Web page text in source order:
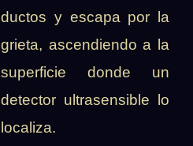
ductos y escapa por la
grieta, ascendiendo a la
superficie donde un
detector ultrasensible lo
localiza.